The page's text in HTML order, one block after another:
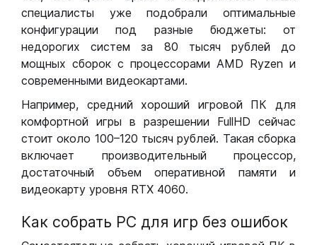
специалисты уже подобрали оптимальные
конфигурации под разные бюджеты: от
недорогих систем за 80 тысяч рублей до
мощных сборок с процессорами AMD Ryzen и
современными видеокартами.
Например, средний хороший игровой ПК для
комфортной игры в разрешении FullHD сейчас
стоит около 100–120 тысяч рублей. Такая сборка
включает производительный процессор,
достаточный объем оперативной памяти и
видеокарту уровня RTX 4060.
Как собрать РС для игр без ошибок